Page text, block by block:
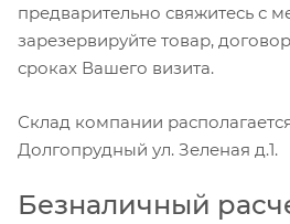
предварительно свяжитесь с
зарезервируйте товар,
сроках Вашего визита.
Склад компании
Долгопрудный ул. Зеленая д.1.
Безналичный